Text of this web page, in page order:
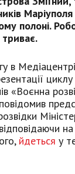
полоні.
в
«Воєнна
йдеться у